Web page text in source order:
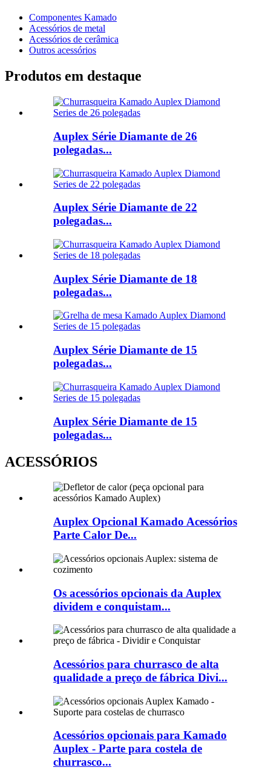
Componentes Kamado
Acessórios de metal
Acessórios de cerâmica
Outros acessórios
Produtos em destaque
Auplex Série Diamante de 26
polegadas...
Auplex Série Diamante de 22
polegadas...
Auplex Série Diamante de 18
polegadas...
Auplex Série Diamante de 15
polegadas...
Auplex Série Diamante de 15
polegadas...
ACESSÓRIOS
Auplex Opcional Kamado Acessórios
Parte Calor De...
Os acessórios opcionais da Auplex
dividem e conquistam...
Acessórios para churrasco de alta
qualidade a preço de fábrica Divi...
Acessórios opcionais para Kamado
Auplex - Parte para costela de
churrasco...